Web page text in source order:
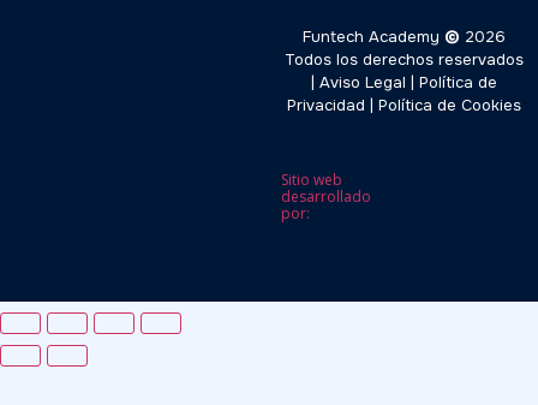
Funtech Academy © 2026
Todos los derechos reservados
| Aviso Legal | Política de
Privacidad | Política de Cookies
Sitio web
desarrollado
por: